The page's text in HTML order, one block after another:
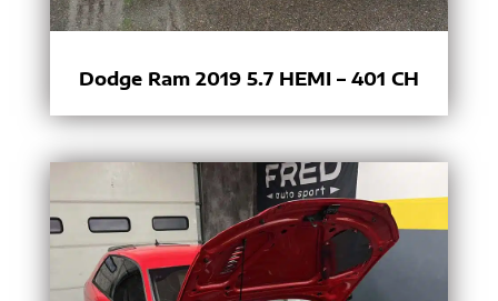
Dodge Ram 2019 5.7 HEMI – 401 CH